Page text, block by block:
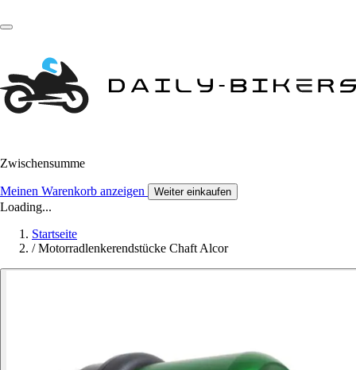
Zwischensumme
Meinen Warenkorb anzeigen Weiter einkaufen
Loading...
Startseite
/ Motorradlenkerendstücke Chaft Alcor